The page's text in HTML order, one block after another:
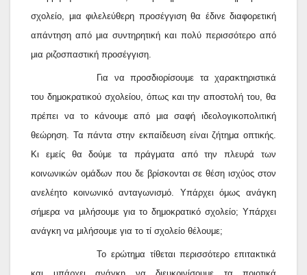
σχολείο, μια φιλελεύθερη προσέγγιση θα έδινε διαφορετική
απάντηση από μια συντηρητική και πολύ περισσότερο από
μια ριζοσπαστική προσέγγιση.
Για να προσδιορίσουμε τα χαρακτηριστικά
του δημοκρατικού σχολείου, όπως και την αποστολή του, θα
πρέπει να το κάνουμε από μια σαφή ιδεολογικοπολιτική
θεώρηση. Τα πάντα στην εκπαίδευση είναι ζήτημα οπτικής.
Κι εμείς θα δούμε τα πράγματα από την πλευρά των
κοινωνικών ομάδων που δε βρίσκονται σε θέση ισχύος στον
ανελέητο κοινωνικό ανταγωνισμό. Υπάρχει όμως ανάγκη
σήμερα να μιλήσουμε για το δημοκρατικό σχολείο; Υπάρχει
ανάγκη να μιλήσουμε για το τί σχολείο θέλουμε;
Το ερώτημα τίθεται περισσότερο επιτακτικά